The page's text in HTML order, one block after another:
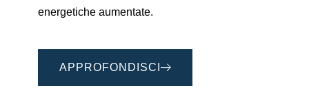
energetiche aumentate.
APPROFONDISCI